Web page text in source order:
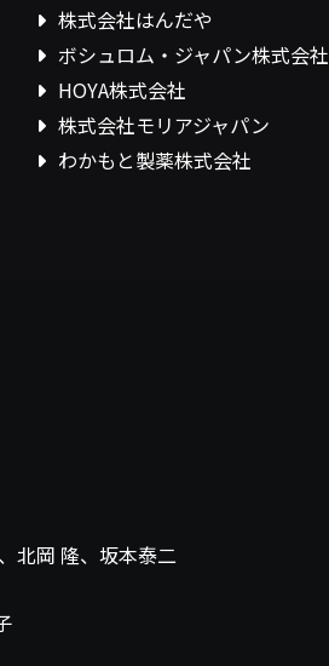
株式会社はんだや
ボシュロム・ジャパン株式会社
HOYA株式会社
株式会社モリアジャパン
わかもと製薬株式会社
北岡 隆、坂本泰二